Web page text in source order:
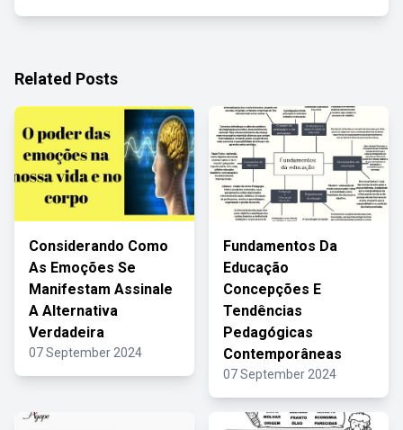
Related Posts
Considerando Como
As Emoções Se
Manifestam Assinale
A Alternativa
Verdadeira
07 September 2024
Fundamentos Da
Educação
Concepções E
Tendências
Pedagógicas
Contemporâneas
07 September 2024